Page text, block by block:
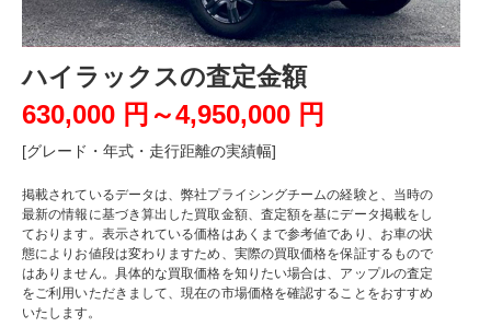
ハイラックスの査定金額
630,000 円～4,950,000 円
[グレード・年式・走行距離の実績幅]
掲載されているデータは、弊社プライシングチームの経験と、当時の
最新の情報に基づき算出した買取金額、査定額を基にデータ掲載をし
ております。表示されている価格はあくまで参考値であり、お車の状
態によりお値段は変わりますため、実際の買取価格を保証するもので
はありません。具体的な買取価格を知りたい場合は、アップルの査定
をご利用いただきまして、現在の市場価格を確認することをおすすめ
いたします。